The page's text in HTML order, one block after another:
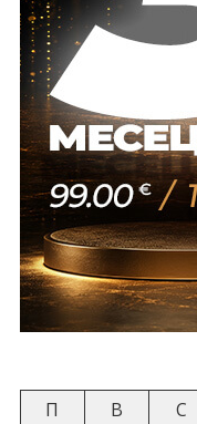
П
В С